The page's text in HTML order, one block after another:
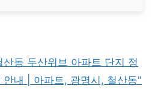
동 두산위브 아파트 단지 정
안내 | 아파트, 광명시, 철산동"